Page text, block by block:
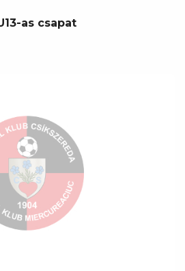
as csapat